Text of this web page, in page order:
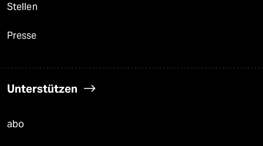
Stellen
Presse
Unterstützen
abo